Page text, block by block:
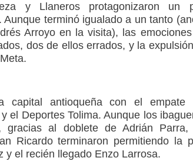
y Llaneros protagonizaron un
Aunque terminó igualado a un tanto
Arroyo en la visita), las
dos de ellos errados, y la
capital antioqueña con el
el Deportes Tolima. Aunque los
gracias al doblete de Adrián Parra,
Ricardo terminaron permitiendo la
y el recién llegado Enzo Larrosa.